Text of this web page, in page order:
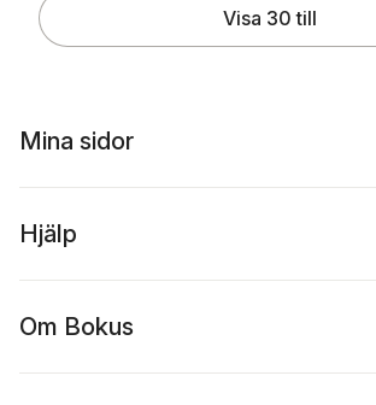
Visa 30 till
Mina sidor
Hjälp
Om Bokus